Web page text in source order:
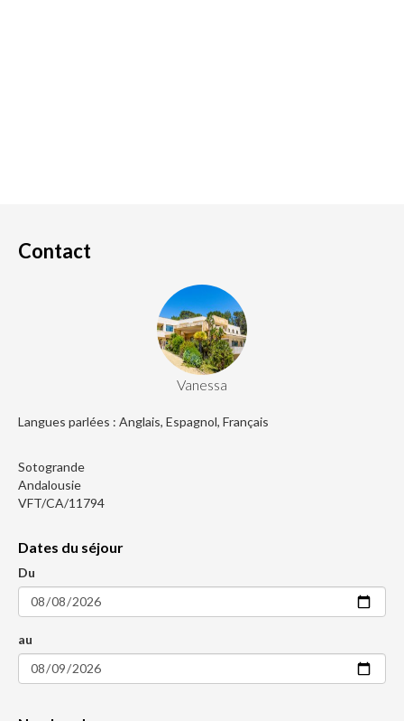
Contact
Vanessa
Langues parlées : Anglais, Espagnol, Français
Sotogrande
Andalousie
VFT/CA/11794
Dates du séjour
Du
au